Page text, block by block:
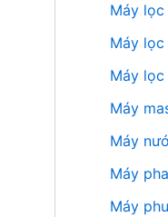
Máy
Máy
Máy
Máy
Máy
Máy
Máy